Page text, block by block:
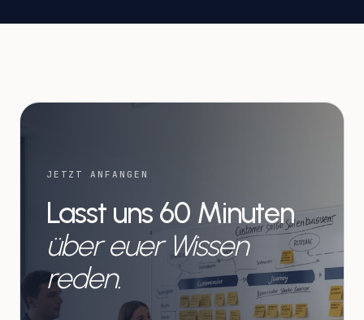
JETZT ANFANGEN
Lasst uns 60 Minuten
über euer Wissen
reden.